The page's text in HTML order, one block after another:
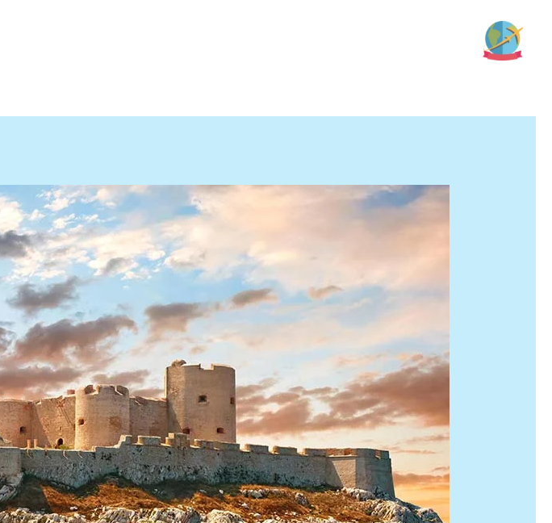
المحتوى